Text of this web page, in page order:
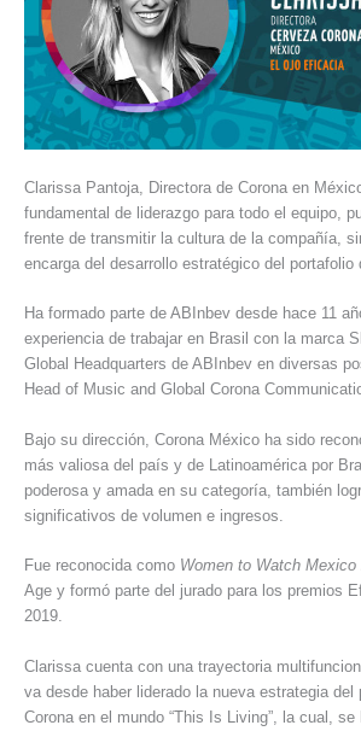
Clarissa Pantoja, Directora de Corona en
fundamental de liderazgo para todo el equipo,
frente de transmitir la cultura de la compañía,
encarga del desarrollo estratégico del portafolio
Ha formado parte de ABInbev desde hace 11
experiencia de trabajar en Brasil con la marca
Global Headquarters de ABInbev en diversas
Head of Music and Global Corona
Bajo su dirección, Corona México ha sido
más valiosa del país y de Latinoamérica por
poderosa y amada en su categoría, también
significativos de volumen e ingresos.
Fue reconocida como Women to Watch Mexico
Age y formó parte del jurado para los premios
2019.
Clarissa cuenta con una trayectoria
va desde haber liderado la nueva estrategia del
Corona en el mundo “This Is Living”, la cual,